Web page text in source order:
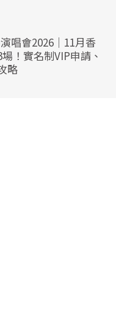
唱會2026｜11月香
！實名制VIP申請、
略